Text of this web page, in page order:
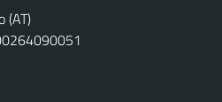
(AT)